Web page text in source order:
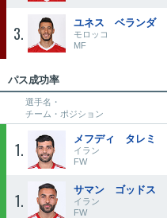
3
ユネス ベランダ
モロッコ
MF
パス成功率
選手名・
チーム・ポジション
1
メフディ タレミ
イラン
FW
1
サマン ゴッドス
イラン
FW